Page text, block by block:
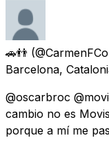
🚗👬
Barcelona,
@oscarbroc
cambio no es
porque a mí me